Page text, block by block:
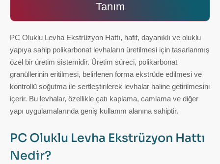
Tanım
PC Oluklu Levha Ekstrüzyon Hattı, hafif, dayanıklı ve oluklu
yapıya sahip polikarbonat levhaların üretilmesi için tasarlanmış
özel bir üretim sistemidir. Üretim süreci, polikarbonat
granüllerinin eritilmesi, belirlenen forma ekstrüde edilmesi ve
kontrollü soğutma ile sertleştirilerek levhalar haline getirilmesini
içerir. Bu levhalar, özellikle çatı kaplama, camlama ve diğer
yapı uygulamalarında geniş kullanım alanına sahiptir.
PC Oluklu Levha Ekstrüzyon Hattı
Nedir?